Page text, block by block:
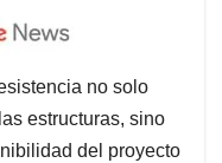
no solo
estructuras, sino
del proyecto